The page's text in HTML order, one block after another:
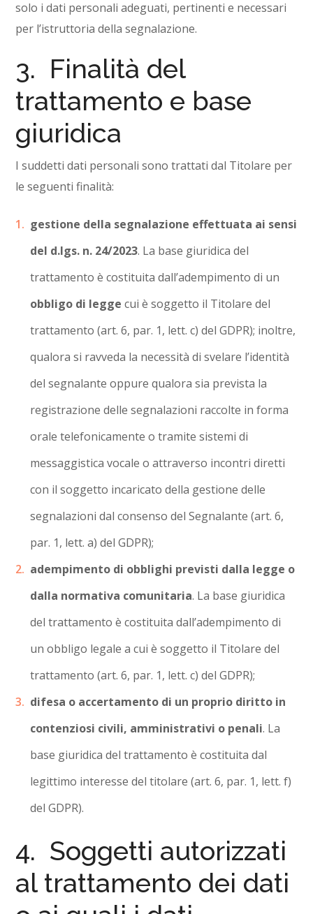
solo i dati personali adeguati, pertinenti e necessari
per l’istruttoria della segnalazione.
3. Finalità del
trattamento e base
giuridica
I suddetti dati personali sono trattati dal Titolare per
le seguenti finalità:
gestione della segnalazione effettuata ai sensi
del d.lgs. n. 24/2023. La base giuridica del
trattamento è costituita dall’adempimento di un
obbligo di legge cui è soggetto il Titolare del
trattamento (art. 6, par. 1, lett. c) del GDPR); inoltre,
qualora si ravveda la necessità di svelare l’identità
del segnalante oppure qualora sia prevista la
registrazione delle segnalazioni raccolte in forma
orale telefonicamente o tramite sistemi di
messaggistica vocale o attraverso incontri diretti
con il soggetto incaricato della gestione delle
segnalazioni dal consenso del Segnalante (art. 6,
par. 1, lett. a) del GDPR);
adempimento di obblighi previsti dalla legge o
dalla normativa comunitaria. La base giuridica
del trattamento è costituita dall’adempimento di
un obbligo legale a cui è soggetto il Titolare del
trattamento (art. 6, par. 1, lett. c) del GDPR);
difesa o accertamento di un proprio diritto in
contenziosi civili, amministrativi o penali. La
base giuridica del trattamento è costituita dal
legittimo interesse del titolare (art. 6, par. 1, lett. f)
del GDPR).
4. Soggetti autorizzati
al trattamento dei dati